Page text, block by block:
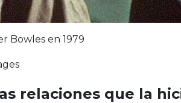
Bowles en 1979
relaciones que la